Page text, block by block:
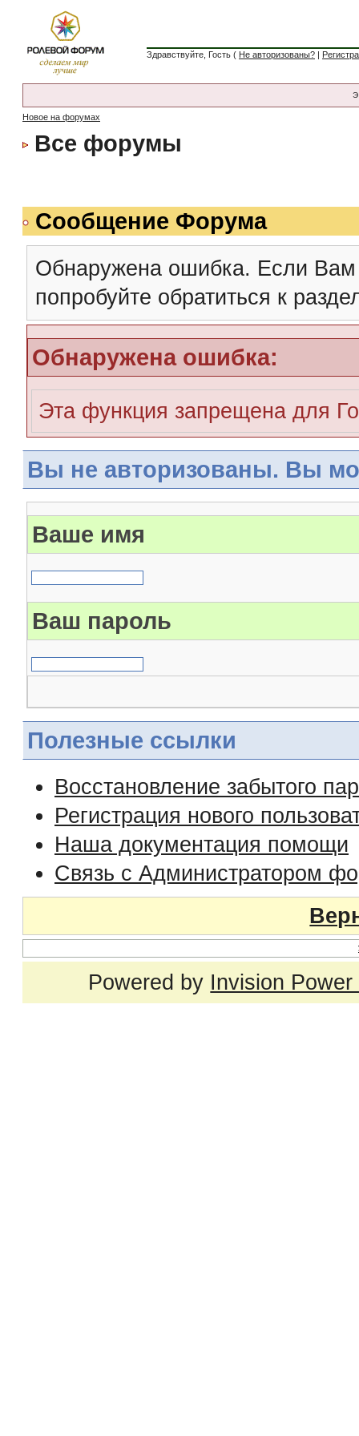
Здравствуйте, Гость ( Не авторизованы? |
Новое на форумах
Все форумы
Сообщение Форума
Обнаружена ошибка. Если
попробуйте обратиться к
Обнаружена ошибка:
Эта функция запрещена для
Вы не авторизованы. Вы
Ваше имя
Ваш пароль
Полезные ссылки
Восстановление забытого
Регистрация нового
Наша документация помощи
Связь с Администратором
Powered by Invision Power